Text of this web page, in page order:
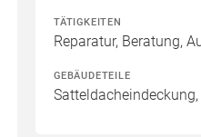
TÄTIGKEITEN
Reparatur, Beratung,
GEBÄUDETEILE